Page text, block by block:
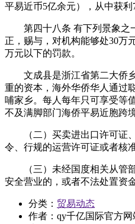
平易近币5亿余元），从中获利
第四十八条 有下列景象之
正，赐与，对机构能够处30万
万元以下的罚款。
文成县是浙江省第二大侨乡
重的资本，海外华侨华人通过
哺家乡。每人每年只可享受等
不及满脚部门海侨平易近胞跨
（二）买卖进出口许可证、
令、行规的运营许可证或者核
（三）未经国度相关从管部
安全营业的，或者不法处置资
分类： 贸易动态
作者： qy千亿国际官方网